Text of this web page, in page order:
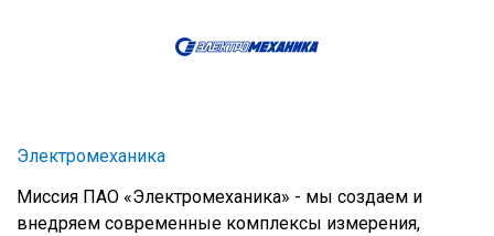
Электромеханика
Миссия ПАО «Электромеханика» - мы создаем и
внедряем современные комплексы измерения,